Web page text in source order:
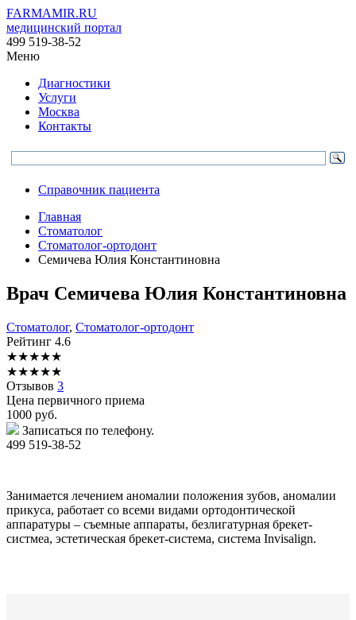
FARMAMIR.RU
медицинский портал
499 519-38-52
Меню
Диагностики
Услуги
Москва
Контакты
Справочник пациента
Главная
Стоматолог
Стоматолог-ортодонт
Семичева Юлия Константиновна
Врач Семичева Юлия Константиновна
Стоматолог, Стоматолог-ортодонт
Рейтинг 4.6
★★★★★
★★★★★
Отзывов 3
Цена первичного приема
1000 руб.
Записаться по телефону.
499 519-38-52
Занимается лечением аномалии положения зубов, аномалии
прикуса, работает со всеми видами ортодонтической
аппаратуры – съемные аппараты, безлигатурная брекет-
систмеа, эстетическая брекет-система, система Invisalign.